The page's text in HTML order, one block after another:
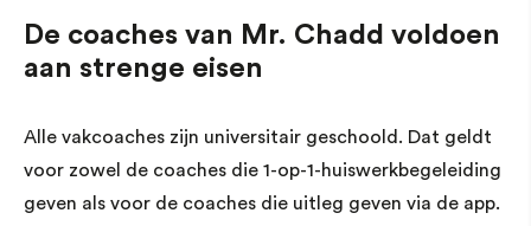
De coaches van Mr. Chadd voldoen
aan strenge eisen
Alle vakcoaches zijn universitair geschoold. Dat geldt
voor zowel de coaches die 1-op-1-huiswerkbegeleiding
geven als voor de coaches die uitleg geven via de app.